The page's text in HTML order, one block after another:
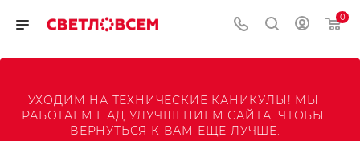
0
УХОДИМ НА ТЕХНИЧЕСКИЕ КАНИКУЛЫ! МЫ
РАБОТАЕМ НАД УЛУЧШЕНИЕМ САЙТА, ЧТОБЫ
ВЕРНУТЬСЯ К ВАМ ЕЩЕ ЛУЧШЕ.